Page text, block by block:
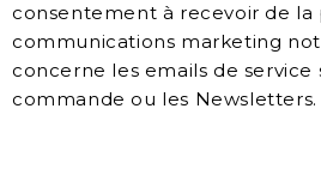
consentement à recevoir de la
communications marketing
concerne les emails de service
commande ou les Newsletters.